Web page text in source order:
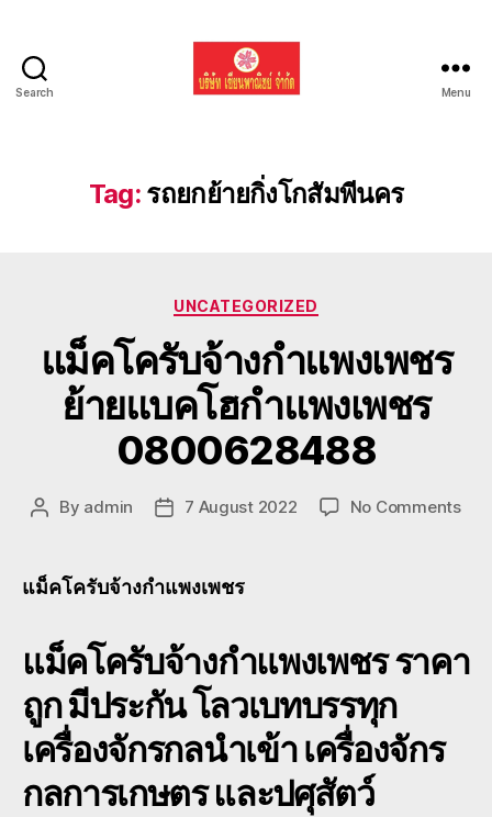
Search
รถ
แบค
Menu
Tag: รถยกย้ายกิ่งโกสัมพีนคร
Categories
UNCATEGORIZED
แม็คโครับจ้างกำแพงเพชร
ย้ายแบคโฮกำแพงเพชร
0800628488
Post
By admin
Post7 August 2022 No Commentson
แบค
โฮ
แม็คโครับจ้างกำแพงเพชร
แม็คโครับจ้างกำแพงเพชรราคา
ถูก มีประกัน โลวเบทบรรทุก
เครื่องจักรกลนำเข้า เครื่องจักร
กลการเกษตร และปศุสัตว์